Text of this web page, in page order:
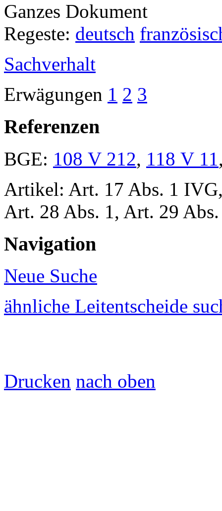
Ganzes Dokument
Regeste: deutsch
Sachverhalt
Erwägungen 1 2 3
Referenzen
BGE: 108 V 212, 118 V 11
Artikel: Art. 17 Abs. 1
Art. 28 Abs. 1, Art. 29
Navigation
Neue Suche
ähnliche Leitentscheide
Drucken nach oben